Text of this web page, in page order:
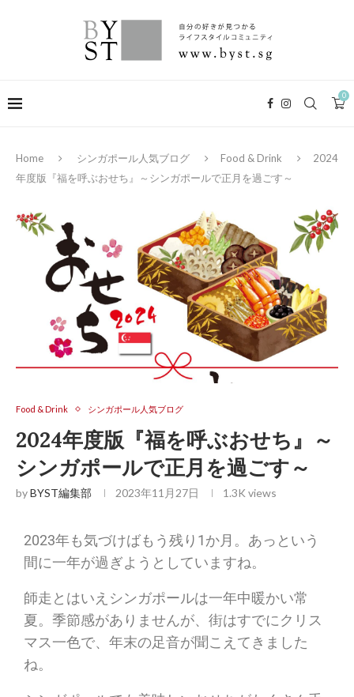
0
Home シンガポール人気ブログ Food & Drink
2024
年度版『福を呼ぶおせち』～シンガポールで正月を過ごす～
Food & Drink シンガポール人気ブログ
2024年度版『福を呼ぶおせち』～
シンガポールで正月を過ごす～
byBYST編集部 2023年11月27日 1.3Kviews
2023年も気づけばもう残り1か月。あっという
間に一年が過ぎようとしていますね。
師走とはいえシンガポールは一年中暖かい常
夏。季節感がありませんが、街はすでにクリス
マス一色で、年末の足音が聞こえてきました
ね。